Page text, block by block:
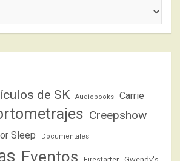
de SK Audiobooks Carrie
Creepshow
Sleep Documentales
Eventos